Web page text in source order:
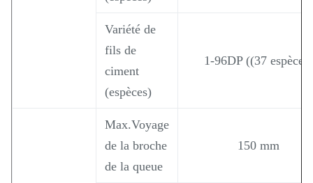
Variété de
fils de
ciment
(espèces)
1-96DP ((37 espèces)
Max.Voyage
de la broche
de la queue
150 mm